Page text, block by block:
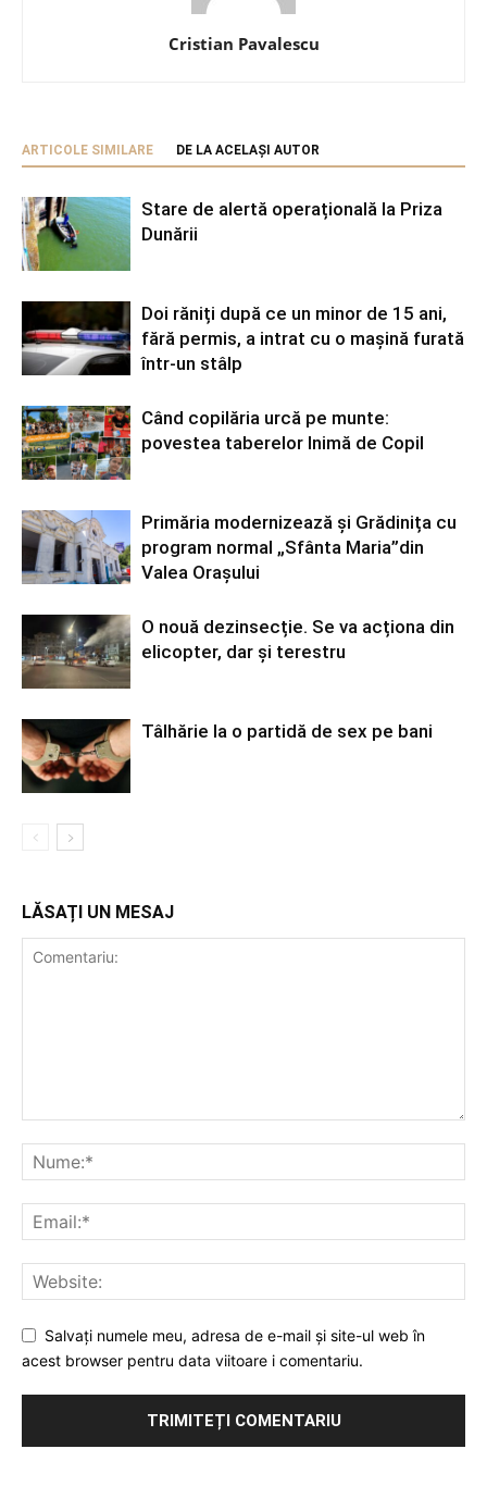
Cristian Pavalescu
ARTICOLE SIMILARE DE LA ACELAȘI AUTOR
Stare de alertă operațională la Priza
Dunării
Doi răniți după ce un minor de 15 ani,
fără permis, a intrat cu o mașină furată
într-un stâlp
Când copilăria urcă pe munte:
povestea taberelor Inimă de Copil
Primăria modernizează și Grădinița cu
program normal „Sfânta Maria”din
Valea Orașului
O nouă dezinsecție. Se va acționa din
elicopter, dar și terestru
Tâlhărie la o partidă de sex pe bani
LĂSAȚI UN MESAJ
Salvați numele meu, adresa de e-mail și site-ul web în
acest browser pentru data viitoare i comentariu.